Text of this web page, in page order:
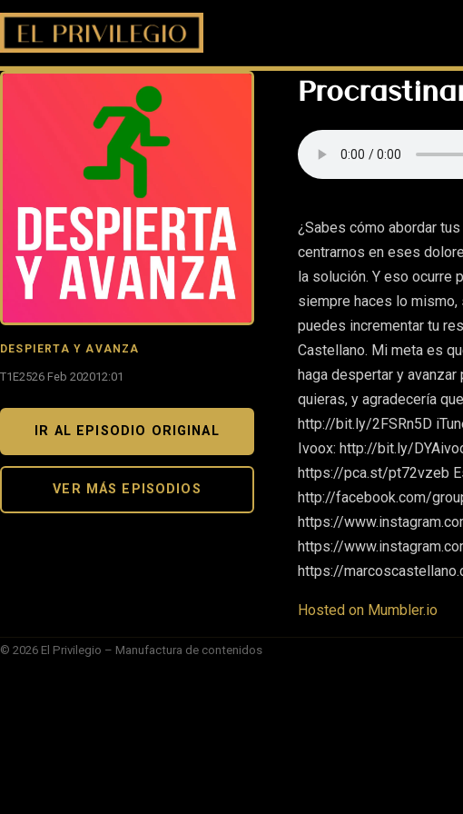
DESPIERTA Y AVANZA
T1E2526 Feb 202012:01
IR AL EPISODIO ORIGINAL
VER MÁS EPISODIOS
¿Sabes cómo abordar
centrarnos en eses
la solución. Y eso ocurre
siempre haces lo
puedes incrementar tu
Castellano. Mi meta es
haga despertar y avanzar
quieras, y agradecería
http://bit.ly/2FSRn5D
Ivoox: http://bit.ly/
https://pca.st/pt72vzeb
http://facebook.com/
https://
https://
https://
Hosted on Mumbler.io
© 2026 El Privilegio – Manufactura de contenidos